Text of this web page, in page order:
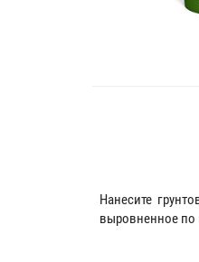
Нанесите
выровненное по